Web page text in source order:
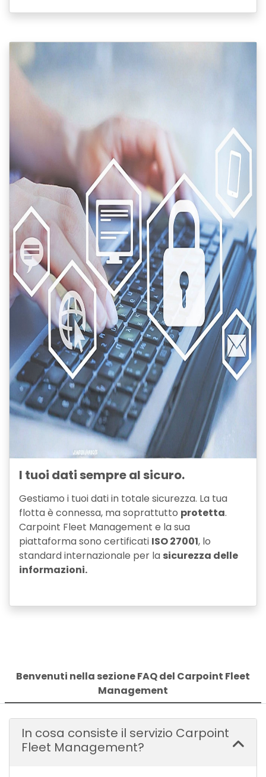
I tuoi dati sempre al sicuro.
Gestiamo i tuoi dati in totale sicurezza. La tua
flotta è connessa, ma soprattutto protetta.
Carpoint Fleet Management e la sua
piattaforma sono certificati ISO 27001, lo
standard internazionale per la sicurezza delle
informazioni.
Benvenuti nella sezione FAQ del Carpoint Fleet
Management
In cosa consiste il servizio Carpoint
Fleet Management?